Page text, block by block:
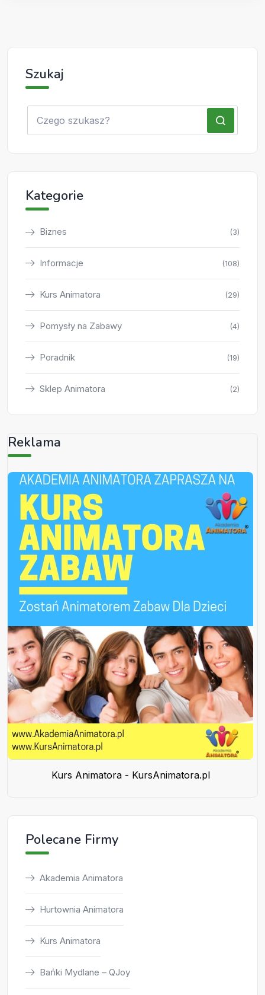
Szukaj
Kategorie
Biznes (3)
Informacje (108)
Kurs Animatora (29)
Pomysły na Zabawy (4)
Poradnik (19)
Sklep Animatora (2)
Reklama
Kurs Animatora - KursAnimatora.pl
Polecane Firmy
Akademia Animatora
Hurtownia Animatora
Kurs Animatora
Bańki Mydlane – QJoy